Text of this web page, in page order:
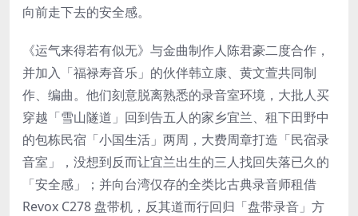
向前走下去的安全感。
《运气来得若有似无》与金曲制作人陈君豪二度合作，
并加入「福禄寿音乐」的伙伴韩立康、黄文萱共同制
作、编曲。他们刻意脱离熟悉的录音室环境，大批人买
穿越「雪山隧道」回到告五人的家乡宜兰、租下田野中
的包栋民宿「小国生活」两周，大费周章打造「民宿录
音室」，没想到反而让宜兰出生的三人找回失落已久的
「安全感」；并向台湾仅存的全类比古典录音师租借
Revox C278 盘带机，反其道而行回归「盘带录音」方